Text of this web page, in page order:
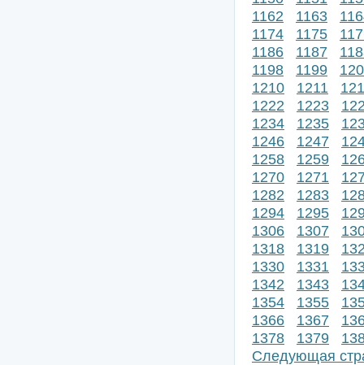
1162
1163
1174
1175
1186
1187
1198
1199
1210
1211
1222
1223
1234
1235
1246
1247
1258
1259
1270
1271
1282
1283
1294
1295
1306
1307
1318
1319
1330
1331
1342
1343
1354
1355
1366
1367
1378
1379
Следующая